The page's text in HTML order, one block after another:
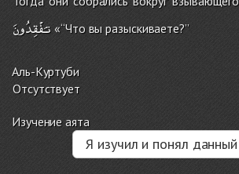
تـَفْقِدُونَ «‘‘Что вы разыскиваете?’’
Аль-Куртуби
Отсутствует
Изучение аята
Я изучил и понял